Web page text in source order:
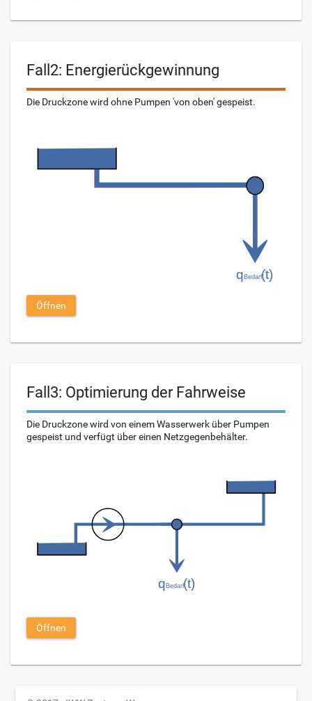
Fall2: Energierückgewinnung
Die Druckzone wird ohne Pumpen 'von oben' gespeist.
Öffnen
Fall3: Optimierung der Fahrweise
Die Druckzone wird von einem Wasserwerk über Pumpen
gespeist und verfügt über einen Netzgegenbehälter.
Öffnen